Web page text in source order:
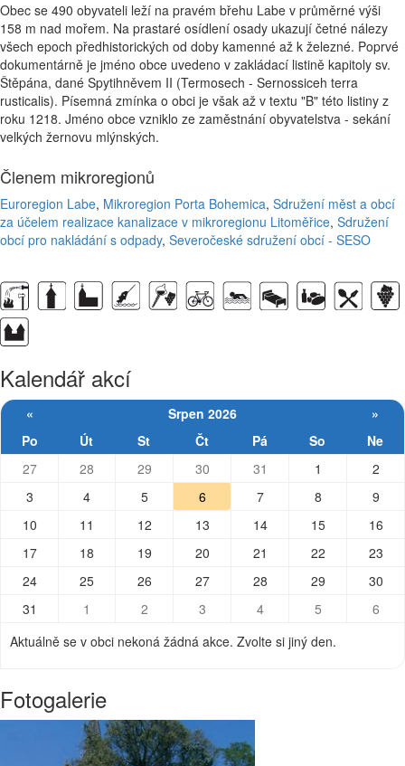
Obec se 490 obyvateli leží na pravém břehu Labe v průměrné výši
158 m nad mořem. Na prastaré osídlení osady ukazují četné nálezy
všech epoch předhistorických od doby kamenné až k železné. Poprvé
dokumentárně je jméno obce uvedeno v zakládací listině kapitoly sv.
Štěpána, dané Spytihněvem II (Termosech - Sernossiceh terra
rusticalis). Písemná zmínka o obci je však až v textu "B" této listiny z
roku 1218. Jméno obce vzniklo ze zaměstnání obyvatelstva - sekání
velkých žernovu mlýnských.
Členem mikroregionů
Euroregion Labe, Mikroregion Porta Bohemica, Sdružení měst a obcí
za účelem realizace kanalizace v mikroregionu Litoměřice, Sdružení
obcí pro nakládání s odpady, Severočeské sdružení obcí - SESO
Kalendář akcí
« Srpen 2026
»
Po
Út St Čt Pá So
Ne
27
28 29 30 31 1
2
3
4 5 6 7 8
9
10
11 12 13 14 15
16
17
18 19 20 21 22
23
24
25 26 27 28 29
30
31
1 2 3 4 5
6
Aktuálně se v obci nekoná žádná akce. Zvolte si jiný den.
Fotogalerie